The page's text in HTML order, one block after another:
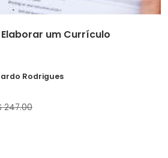
um Currículo
Rodrigues
247.00